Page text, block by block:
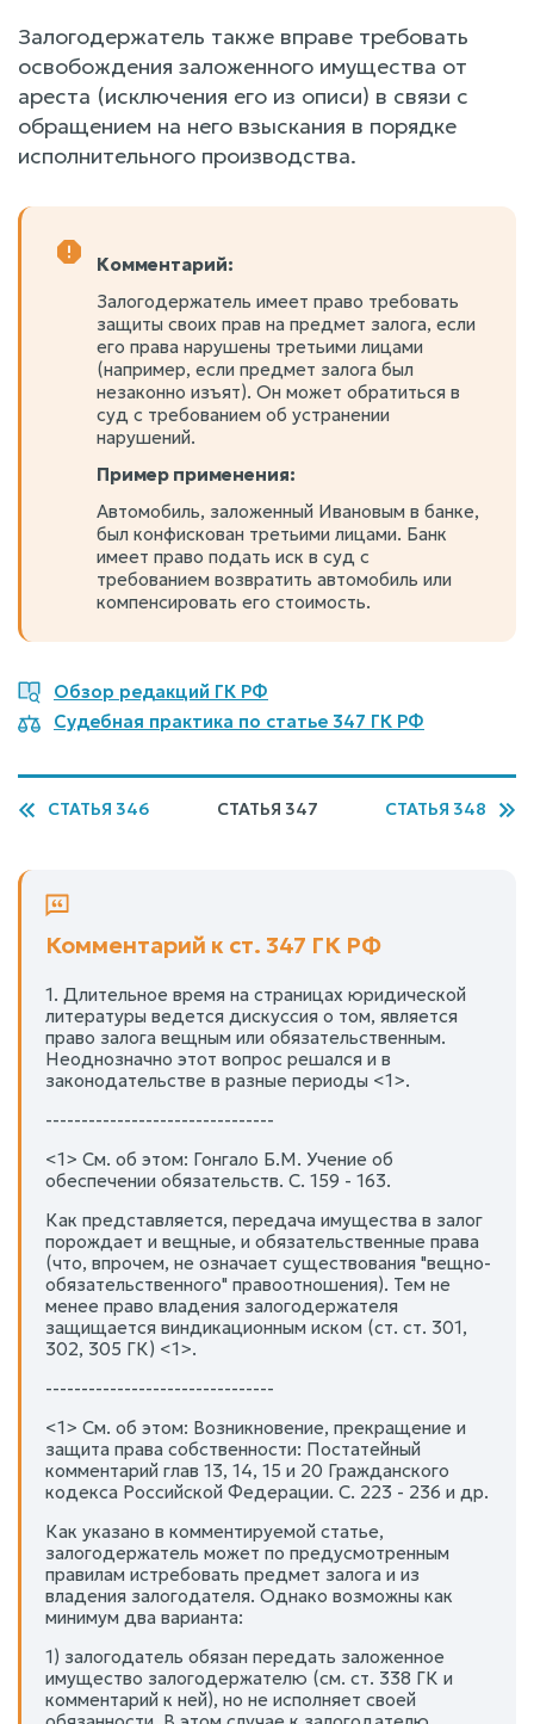
Залогодержатель также вправе требовать
освобождения заложенного имущества от
ареста (исключения его из описи) в связи с
обращением на него взыскания в порядке
исполнительного производства.
Комментарий:
Залогодержатель имеет право требовать
защиты своих прав на предмет залога, если
его права нарушены третьими лицами
(например, если предмет залога был
незаконно изъят). Он может обратиться в
суд с требованием об устранении
нарушений.
Пример применения:
Автомобиль, заложенный Ивановым в банке,
был конфискован третьими лицами. Банк
имеет право подать иск в суд с
требованием возвратить автомобиль или
компенсировать его стоимость.
Обзор редакций ГК РФ
Судебная практика по статье 347 ГК РФ
СТАТЬЯ 346 СТАТЬЯ 347 СТАТЬЯ 348
Комментарий к ст. 347 ГК РФ
1. Длительное время на страницах юридической
литературы ведется дискуссия о том, является
право залога вещным или обязательственным.
Неоднозначно этот вопрос решался и в
законодательстве в разные периоды <1>.
--------------------------------
<1> См. об этом: Гонгало Б.М. Учение об
обеспечении обязательств. С. 159 - 163.
Как представляется, передача имущества в залог
порождает и вещные, и обязательственные права
(что, впрочем, не означает существования "вещно-
обязательственного" правоотношения). Тем не
менее право владения залогодержателя
защищается виндикационным иском (ст. ст. 301,
302, 305 ГК) <1>.
--------------------------------
<1> См. об этом: Возникновение, прекращение и
защита права собственности: Постатейный
комментарий глав 13, 14, 15 и 20 Гражданского
кодекса Российской Федерации. С. 223 - 236 и др.
Как указано в комментируемой статье,
залогодержатель может по предусмотренным
правилам истребовать предмет залога и из
владения залогодателя. Однако возможны как
минимум два варианта:
1) залогодатель обязан передать заложенное
имущество залогодержателю (см. ст. 338 ГК и
комментарий к ней), но не исполняет своей